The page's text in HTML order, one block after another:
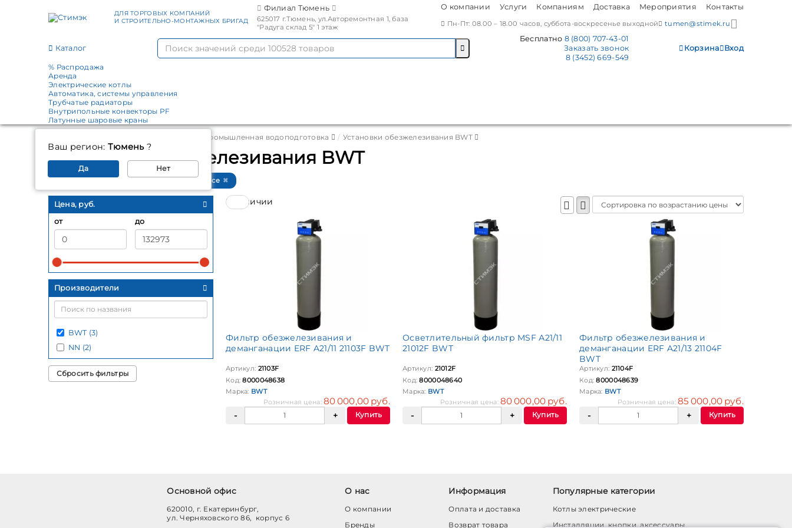
ДЛЯ ТОРГОВЫХ КОМПАНИЙ
И СТРОИТЕЛЬНО-МОНТАЖНЫХ БРИГАД
Филиал Тюмень
625017 г.Тюмень, ул.Авторемонтная 1, база
"Радуга склад 5" 1 этаж
Ваш регион: Тюмень?
Да Нет
О компании Услуги Компаниям Доставка Мероприятия Контакты
Пн-Пт: 08.00 – 18.00 часов, суббота-воскресенье выходной tumen@stimek.ru
Каталог
Бесплатно 8 (800) 707-43-01
Заказать звонок
8 (3452) 669-549
Корзина Вход
% Распродажа
Аренда
Электрические котлы
Автоматика, системы управления
Трубчатые радиаторы
Внутрипольные конвекторы PF
Латунные шаровые краны
Промышленная водоподготовка Установки обезжелезивания BWT
Установки обезжелезивания BWT
Очистить все
Цена, руб.
от
до
Производители
BWT (3)
NN (2)
Сбросить фильтры
В наличии Sort
Фильтр обезжелезивания и
деманганации ERF A21/11 21103F BWT
Артикул: 21103F
Код:8000048638
Марка: BWT
Розничная цена:80 000,00 руб.
Купить
Осветлительный фильтр MSF А21/11
21012F BWT
Артикул: 21012F
Код:8000048640
Марка: BWT
Розничная цена:80 000,00 руб.
Купить
Фильтр обезжелезивания и
деманганации ERF A21/13 21104F
BWT
Артикул: 21104F
Код:8000048639
Марка: BWT
Розничная цена:85 000,00 руб.
Купить
Основной офис
620010, г. Екатеринбург,
ул. Черняховского 86, корпус 6
О нас
О компании
Бренды
Информация
Оплата и доставка
Возврат товара
Популярные категории
Котлы электрические
Инсталляции, кнопки, аксессуары